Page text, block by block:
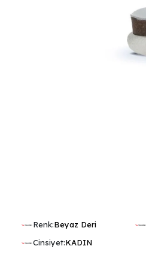
Renk:Beyaz Deri
Cinsiyet:KADIN